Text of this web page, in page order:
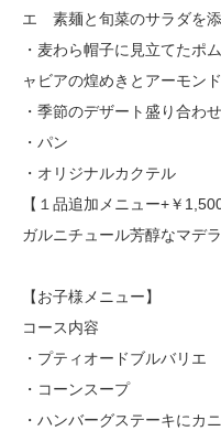
エ 素麺と旬菜のサラダを
・麦わら帽子に見立てた
ャビアの煌めきとアーモン
・季節のデザート盛り合わせ
・パン
・オリジナルカクテル
【１品追加メニュー+￥
ガルニチュール芳醇なマデ
【お子様メニュー】
コース内容
・プティオードブルバリエ
・コーンスープ
・ハンバーグステーキにカ